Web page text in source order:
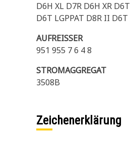
D6H XL D7R D6H XR
D6T LGPPAT D8R II D6T
AUFREISSER
951 955 7 6 4 8
STROMAGGREGAT
3508B
Zeichenerklärung